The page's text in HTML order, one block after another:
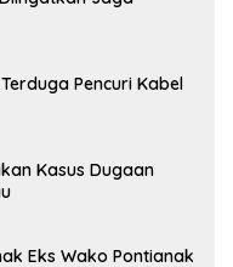
Pencuri Kabel
Kasus Dugaan
Eks Wako Pontianak